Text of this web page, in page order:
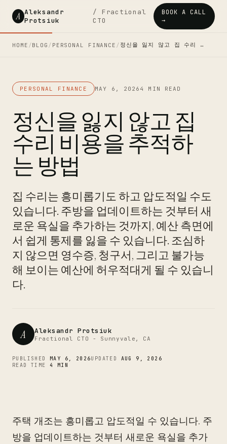
A Aleksandr
Protsiuk
/ Fractional
CTO
BOOK A CALL
→
HOME /BLOG / PERSONAL FINANCE / 정신을 잃지 않고 집 수리 …
PERSONAL FINANCE MAY 6, 2026 4 MIN READ
정신을 잃지 않고 집
수리 비용을 추적하
는 방법
집 수리는 흥미롭기도 하고 압도적일 수도
있습니다. 주방을 업데이트하는 것부터 새
로운 욕실을 추가하는 것까지, 예산 측면에
서 쉽게 통제를 잃을 수 있습니다. 조심하
지 않으면 영수증, 청구서, 그리고 불가능
해 보이는 예산에 허우적대게 될 수 있습니
다.
A Aleksandr Protsiuk
Fractional CTO - Sunnyvale, CA
PUBLISHED MAY 6, 2026UPDATED AUG 9, 2026
READ TIME 4 MIN
주택 개조는 흥미롭고 압도적일 수 있습니다. 주
방을 업데이트하는 것부터 새로운 욕실을 추가